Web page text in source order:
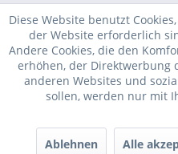
Diese Website benutzt
der Website erforderlich
Andere Cookies, die den
erhöhen, der Direktwerbung
anderen Websites und
sollen, werden nur mit
Ablehnen Alle